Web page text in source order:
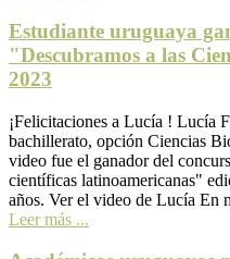
Estudiante uruguaya
"Descubramos a las
2023
¡Felicitaciones a Lucía ! Lucía
bachillerato, opción Ciencias
video fue el ganador del
científicas latinoamericanas"
años. Ver el video de Lucía En
Leer más ...